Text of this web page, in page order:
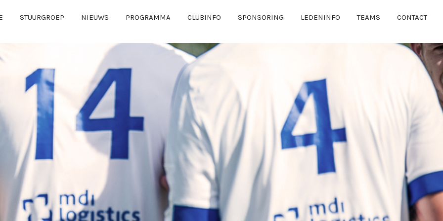
STUURGROEP NIEUWS PROGRAMMA CLUBINFO SPONSORING LEDENINFO TEAMS CONTACT